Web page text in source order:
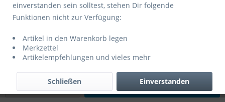
0,00 € *
Inhalt: 1 Stück
zzgl. MwSt.zzgl. Versandkosten
Warenkorb
einverstanden sein solltest, stehen Dir folgende
Funktionen nicht zur Verfügung:
Artikel in den Warenkorb legen
Merkzettel
Artikelempfehlungen und vieles mehr
Einverstanden
Schließen